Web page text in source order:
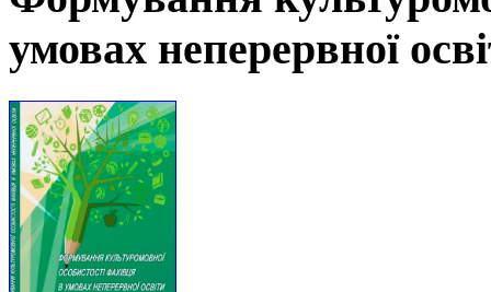
умовах неперервної